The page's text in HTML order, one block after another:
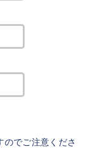
でご注意くださ